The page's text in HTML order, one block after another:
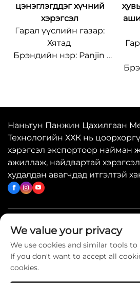
цэнэглэгддэг хүчний
хэрэгсэл
Гарал үүслийн газар:
Хятад
Брэндийн нэр: Panjin
захидалтын хэмжээ:
Баглаан боодлын
дэлгэрэнгүй мэдээлэл:
Тохируулагдах
боломжтой
Хүргэлтийн хугацаа:
15~20 өдөр
OEM/ODM
Наньтун Панжин Цахилгаан
Технологийн ХХК нь
хэрэгсэл экспортоор найман
ажиллаж, найдвартай
худалдан авагчдад итгэлтэй
Хурдан холбоосууд
Биднитай холбогдох
We value your privacy
We use cookies and similar tools to
If you don't want to accept all
cookies.